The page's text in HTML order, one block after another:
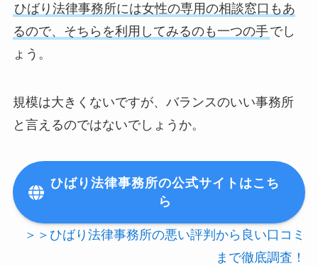
ひばり法律事務所には女性の専用の相談窓口もあ
るので、そちらを利用してみるのも一つの手でし
ょう。
規模は大きくないですが、バランスのいい事務所
と言えるのではないでしょうか。
ひばり法律事務所の公式サイトはこち
ら
＞＞ひばり法律事務所の悪い評判から良い口コミ
まで徹底調査！